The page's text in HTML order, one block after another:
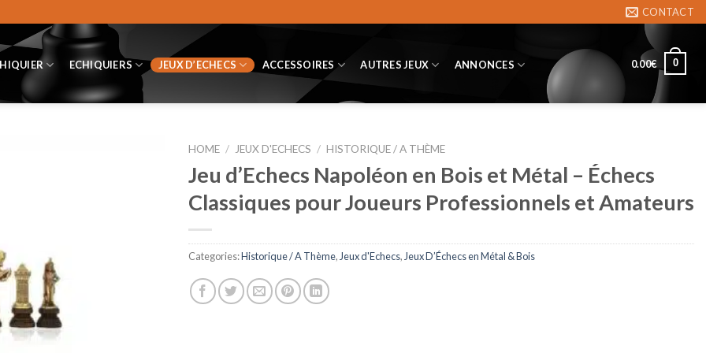
CONTACT
ECHIQUIERS JEUX D’ECHECS ACCESSOIRES AUTRES JEUX ANNONCES 0.00€ 0
HOME / JEUX D'ECHECS / HISTORIQUE / A THÈME
Jeu d’Echecs Napoléon en Bois et Métal – Échecs
Classiques pour Joueurs Professionnels et Amateurs
Categories:Historique / A Thème, Jeux d'Echecs, Jeux D’Échecs en Métal & Bois